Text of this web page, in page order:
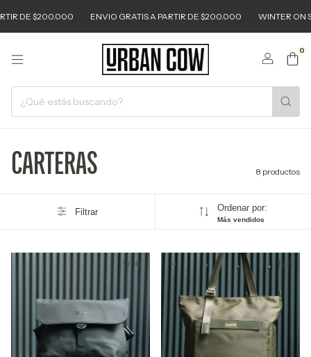
DE $200.000 ENVIO GRATIS A PARTIR DE $200.000 WINTER ON
0
CARTERAS 8 productos
Filtrar Ordenar por:
Más vendidos
1 / 10 1 / 6